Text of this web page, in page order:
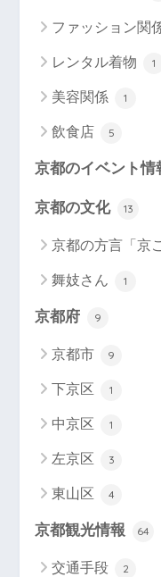
ファッション関
レンタル着物 1
美容関係 1
飲食店 5
京都のイベント情
京都の文化 13
京都の方言「京
舞妓さん 1
京都府 9
京都市 9
下京区 1
中京区 1
左京区 3
東山区 4
京都観光情報 64
交通手段 2